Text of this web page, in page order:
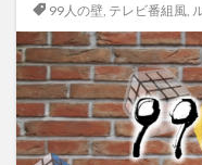
99人の壁, テレビ番組風,